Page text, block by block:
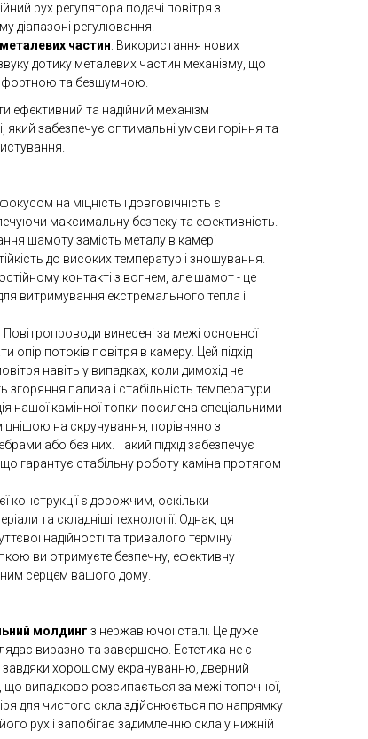
рух регулятора подачі повітря з
діапазоні регулювання.
частин: Використання нових
дотику металевих частин механізму, що
та безшумною.
ефективний та надійний механізм
який забезпечує оптимальні умови горіння та
на міцність і довговічність є
максимальну безпеку та ефективність.
шамоту замість металу в камері
до високих температур і зношування.
контакті з вогнем, але шамот - це
витримування екстремального тепла і
Повітропроводи винесені за межі основної
опір потоків повітря в камеру. Цей підхід
навіть у випадках, коли димохід не
згоряння палива і стабільність температури.
нашої камінної топки посилена спеціальними
на скручування, порівняно з
або без них. Такий підхід забезпечує
що гарантує стабільну роботу каміна протягом
конструкції є дорожчим, оскільки
та складніші технології. Однак, ця
надійності та тривалого терміну
ви отримуєте безпечну, ефективну і
серцем вашого дому.
молдинг з нержавіючої сталі. Це дуже
виразно та завершено. Естетика не є
хорошому екрануванню, дверний
випадково розсипається за межі топочної,
для чистого скла здійснюється по напрямку
рух і запобігає задимленню скла у нижній